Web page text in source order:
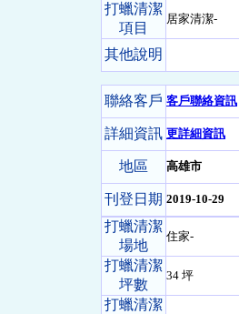
打蠟清潔
項目
居家清潔-
其他說明
聯絡客戶 客戶聯絡資訊
詳細資訊 更詳細資訊
地區 高雄市
刊登日期 2019-10-29
打蠟清潔
場地
住家-
打蠟清潔
坪數
34 坪
打蠟清潔